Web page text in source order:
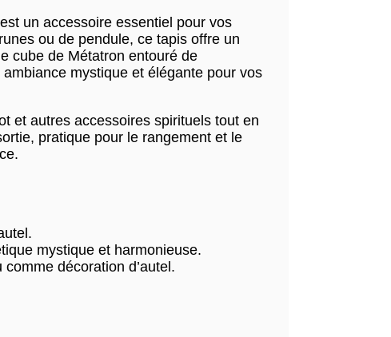
un accessoire essentiel pour vos
ou de pendule, ce tapis offre un
cube de Métatron entouré de
mystique et élégante pour vos
et autres accessoires spirituels tout en
pratique pour le rangement et le
mystique et harmonieuse.
décoration d’autel.